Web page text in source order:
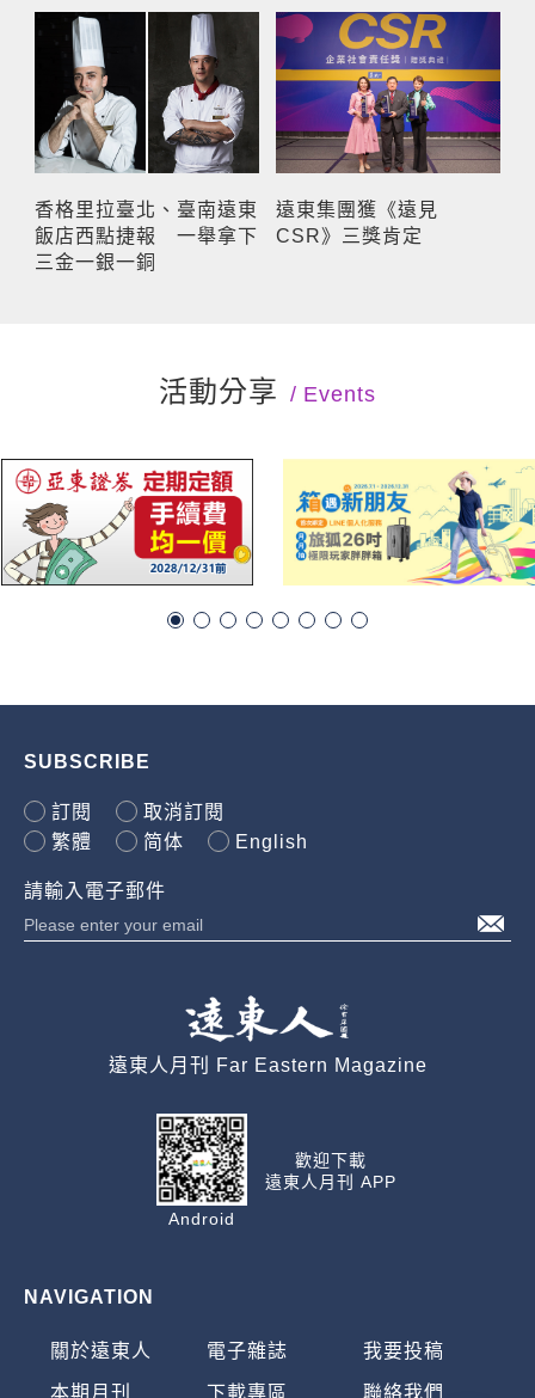
香格里拉臺北、臺南遠東
飯店西點捷報 一舉拿下
三金一銀一銅
遠東集團獲《遠見
CSR》三獎肯定
活動分享 Events
SUBSCRIBE
訂閱
取消訂閱
繁體
简体 English
請輸入電子郵件
遠東人月刊 Far Eastern Magazine
Android
歡迎下載
遠東人月刊 APP
NAVIGATION
關於遠東人 電子雜誌 我要投稿
本期月刊 下載專區 聯絡我們